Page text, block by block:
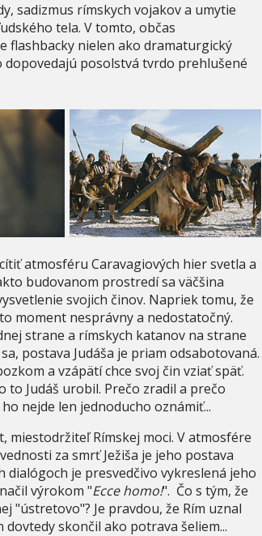
sadizmus rímskych vojakov a umytie
tela. V tomto, občas
flashbacky nielen ako dramaturgický
posolstvá tvrdo prehlušené
atmosféru Caravagiových hier svetla a
budovanom prostredí sa väčšina
svojich činov. Napriek tomu, že
moment nesprávny a nedostatočný.
strane a rímskych katanov na strane
postava Judáša je priam odsabotovaná.
a vzápätí chce svoj čin vziať späť.
Judáš urobil. Prečo zradil a prečo
nejde len jednoducho oznámiť...
miestodržiteľ Rímskej moci. V atmosfére
za smrť Ježiša je jeho postava
je presvedčivo vykreslená jeho
výrokom "Ecce homo!". Čo s tým, že
"ústretovo"? Je pravdou, že Rím uznal
skončil ako potrava šeliem...